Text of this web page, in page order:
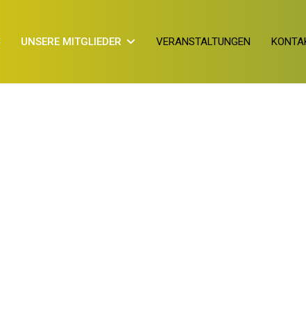
UNSERE MITGLIEDER VERANSTALTUNGEN